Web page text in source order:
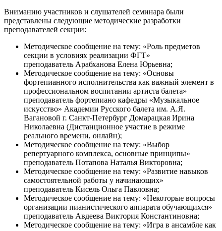
Вниманию участников и слушателей семинара были
представлены следующие методические разработки
преподавателей секции:
Методическое сообщение на тему: «Роль предметов
секции в условиях реализации ФГТ»
преподаватель Арабханова Елена Юрьевна;
Методическое сообщение на тему: «Основы
фортепианного исполнительства как важный элемент в
профессиональном воспитании артиста балета»
преподаватель фортепиано кафедры «Музыкальное
искусство» Академии Русского балета им. А.Я.
Вагановой г. Санкт-Петербург Домарацкая Ирина
Николаевна (Дистанционное участие в режиме
реального времени, онлайн);
Методическое сообщение на тему: «Выбор
репертуарного комплекса, основные принципы»
преподаватель Потапова Наталья Викторовна;
Методическое сообщение на тему: «Развитие навыков
самостоятельной работы у начинающих»
преподаватель Кисель Ольга Павловна;
Методическое сообщение на тему: «Некоторые вопросы
организации пианистического аппарата обучающихся»
преподаватель Авдеева Виктория Константиновна;
Методическое сообщение на тему: «Игра в ансамбле как